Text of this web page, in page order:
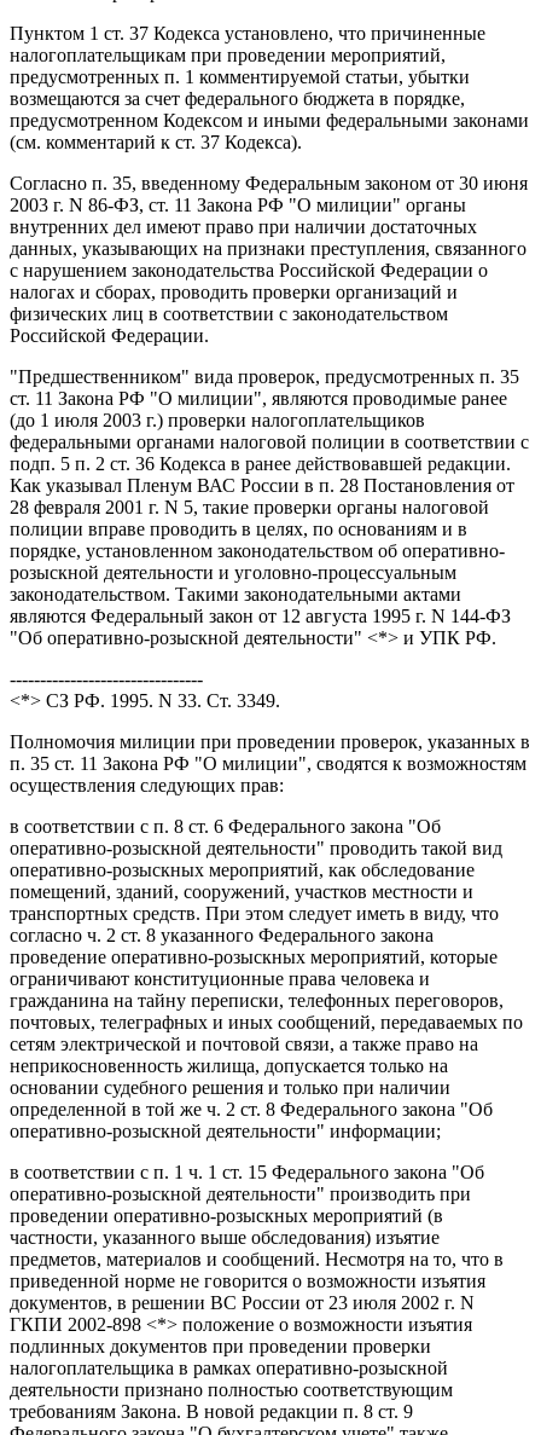
Пунктом 1 ст. 37 Кодекса установлено, что причиненные
налогоплательщикам при проведении мероприятий,
предусмотренных п. 1 комментируемой статьи, убытки
возмещаются за счет федерального бюджета в порядке,
предусмотренном Кодексом и иными федеральными законами
(см. комментарий к ст. 37 Кодекса).
Согласно п. 35, введенному Федеральным законом от 30 июня
2003 г. N 86-ФЗ, ст. 11 Закона РФ "О милиции" органы
внутренних дел имеют право при наличии достаточных
данных, указывающих на признаки преступления, связанного
с нарушением законодательства Российской Федерации о
налогах и сборах, проводить проверки организаций и
физических лиц в соответствии с законодательством
Российской Федерации.
"Предшественником" вида проверок, предусмотренных п. 35
ст. 11 Закона РФ "О милиции", являются проводимые ранее
(до 1 июля 2003 г.) проверки налогоплательщиков
федеральными органами налоговой полиции в соответствии с
подп. 5 п. 2 ст. 36 Кодекса в ранее действовавшей редакции.
Как указывал Пленум ВАС России в п. 28 Постановления от
28 февраля 2001 г. N 5, такие проверки органы налоговой
полиции вправе проводить в целях, по основаниям и в
порядке, установленном законодательством об оперативно-
розыскной деятельности и уголовно-процессуальным
законодательством. Такими законодательными актами
являются Федеральный закон от 12 августа 1995 г. N 144-ФЗ
"Об оперативно-розыскной деятельности" <*> и УПК РФ.
--------------------------------
<*> СЗ РФ. 1995. N 33. Ст. 3349.
Полномочия милиции при проведении проверок, указанных в
п. 35 ст. 11 Закона РФ "О милиции", сводятся к возможностям
осуществления следующих прав:
в соответствии с п. 8 ст. 6 Федерального закона "Об
оперативно-розыскной деятельности" проводить такой вид
оперативно-розыскных мероприятий, как обследование
помещений, зданий, сооружений, участков местности и
транспортных средств. При этом следует иметь в виду, что
согласно ч. 2 ст. 8 указанного Федерального закона
проведение оперативно-розыскных мероприятий, которые
ограничивают конституционные права человека и
гражданина на тайну переписки, телефонных переговоров,
почтовых, телеграфных и иных сообщений, передаваемых по
сетям электрической и почтовой связи, а также право на
неприкосновенность жилища, допускается только на
основании судебного решения и только при наличии
определенной в той же ч. 2 ст. 8 Федерального закона "Об
оперативно-розыскной деятельности" информации;
в соответствии с п. 1 ч. 1 ст. 15 Федерального закона "Об
оперативно-розыскной деятельности" производить при
проведении оперативно-розыскных мероприятий (в
частности, указанного выше обследования) изъятие
предметов, материалов и сообщений. Несмотря на то, что в
приведенной норме не говорится о возможности изъятия
документов, в решении ВС России от 23 июля 2002 г. N
ГКПИ 2002-898 <*> положение о возможности изъятия
подлинных документов при проведении проверки
налогоплательщика в рамках оперативно-розыскной
деятельности признано полностью соответствующим
требованиям Закона. В новой редакции п. 8 ст. 9